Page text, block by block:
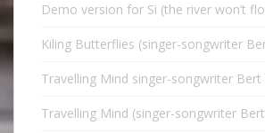
Demo version for Si (the river won’t
Kiling Butterflies (singer-songwriter
Travelling Mind singer-songwriter Bert
Travelling Mind (singer-songwriter